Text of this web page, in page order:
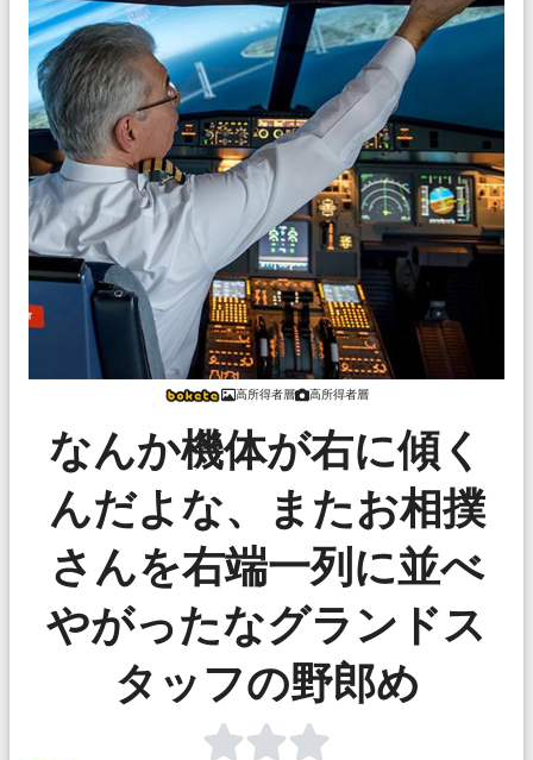
高所得者層 高所得者層
なんか機体が右に傾く
んだよな、またお相撲
さんを右端一列に並べ
やがったなグランドス
タッフの野郎め